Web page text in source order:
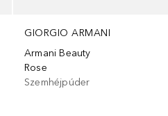
GIORGIO ARMANI
Armani Beauty
Rose
Szemhéjpúder